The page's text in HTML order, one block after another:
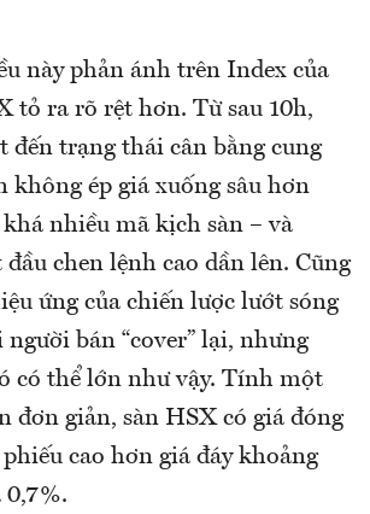
này phản ánh trên Index của
tỏ ra rõ rệt hơn. Từ sau 10h,
đến trạng thái cân bằng cung
không ép giá xuống sâu hơn
nhiều mã kịch sàn – và
chen lệnh cao dần lên. Cũng
ứng của chiến lược lướt sóng
bán “cover” lại, nhưng
có thể lớn như vậy. Tính một
đơn giản, sàn HSX có giá đóng
phiếu cao hơn giá đáy khoảng
0,7%.